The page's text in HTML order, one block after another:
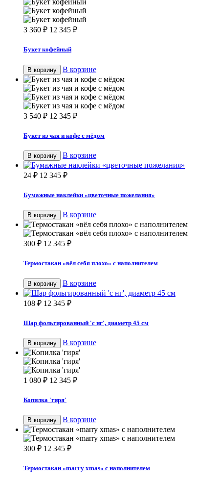
3 360 ₽ 12 345 ₽
Букет кофейный
В корзину В корзине
3 540 ₽ 12 345 ₽
Букет из чая и кофе с мёдом
В корзину В корзине
24 ₽ 12 345 ₽
Бумажные наклейки «цветочные пожелания»
В корзину В корзине
300 ₽ 12 345 ₽
Термостакан «вёл себя плохо» с наполнителем
В корзину В корзине
108 ₽ 12 345 ₽
Шар фольгированный 'с нг', диаметр 45 см
В корзину В корзине
1 080 ₽ 12 345 ₽
Копилка 'гиря'
В корзину В корзине
300 ₽ 12 345 ₽
Термостакан «marry xmas» с наполнителем